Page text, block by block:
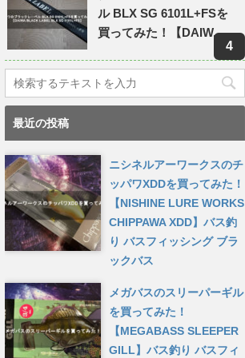
ル BLX SG 6101L+FSを
買ってみた！【DAIW...
最近の投稿
ニシネルアーワークスのチ
ッパワXDDを買ってみた！
【NISHINE LURE WORKS
CHIPPAWA XDD】バス釣
り バスフィッシング ブラ
ックバス
メガバスのスリーパーギル
を買ってみた！
【MEGABASS SLEEPER
GILL】バス釣り バスフィ